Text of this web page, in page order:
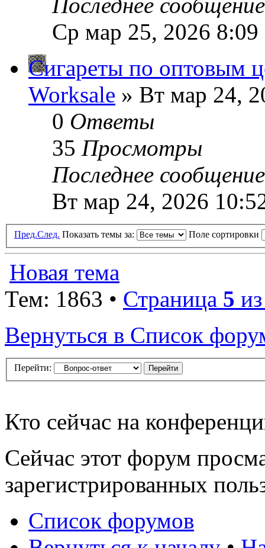
Ср мар 25, 2026 8:09
Сигареты по оптовым
Worksale » Вт мар 24,
0 Ответы
35 Просмотры
Последнее
Вт мар 24, 2026
Пред.След. Показать темы за: Поле сортировки
Новая тема
Тем: 1863 • Страница 5
Вернуться в Список
Перейти:
Кто сейчас на
Сейчас этот форум
зарегистрированных
Список форумов